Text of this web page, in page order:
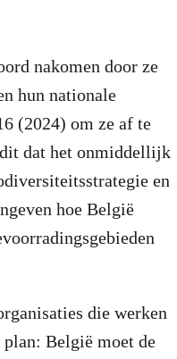
nakomen door ze
hun nationale
(2024) om ze af te
dat het onmiddellijk
en
hoe België
die werken
België moet de